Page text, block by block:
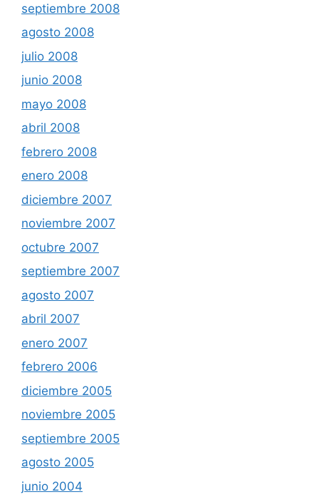
septiembre 2008
agosto 2008
julio 2008
junio 2008
mayo 2008
abril 2008
febrero 2008
enero 2008
diciembre 2007
noviembre 2007
octubre 2007
septiembre 2007
agosto 2007
abril 2007
enero 2007
febrero 2006
diciembre 2005
noviembre 2005
septiembre 2005
agosto 2005
junio 2004